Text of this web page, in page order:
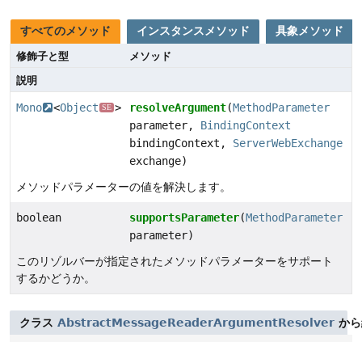
すべてのメソッド インスタンスメソッド 具象メソッド
修飾子と型
メソッド
説明
Mono <Object SE > resolveArgument(MethodParameter
parameter, BindingContext
bindingContext, ServerWebExchange
exchange)
メソッドパラメーターの値を解決します。
boolean supportsParameter(MethodParameter
parameter)
このリゾルバーが指定されたメソッドパラメーターをサポート
するかどうか。
クラス AbstractMessageReaderArgumentResolver か